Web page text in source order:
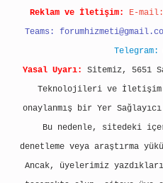
Reklam ve İletişim: E-mail:
Teams:
Telegram:
Yasal Uyarı:
Sitemiz, 5651
Teknolojileri ve İletişim
onaylanmış bir Yer
Bu nedenle, sitedeki
denetleme veya araştırma
Ancak, üyelerimiz